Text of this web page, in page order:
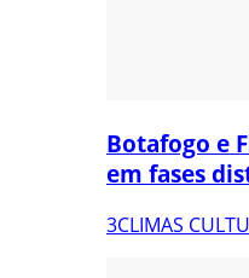
Botafogo e
em fases
3CLIMAS